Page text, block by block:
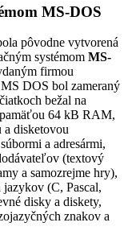
MS-DOS
pôvodne vytvorená
systémom MS-
firmou
DOS bol zameraný
bežal na
64 kB RAM,
a disketovou
a adresármi,
(textový
a samozrejme hry),
(C, Pascal,
disky a diskety,
znakov a